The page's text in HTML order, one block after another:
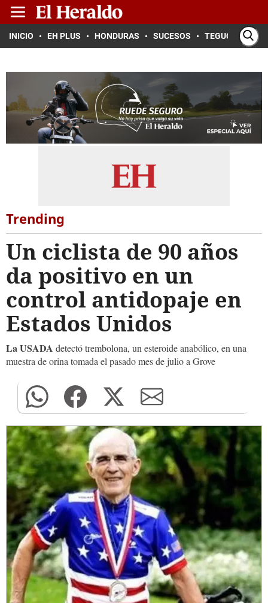
INICIO EH PLUS HONDURAS SUCESOS TEGUCIGALPA
Trending
Un ciclista de 90 años
da positivo en un
control antidopaje en
Estados Unidos
La USADA detectó trembolona, un esteroide anabólico, en una
muestra de orina tomada el pasado mes de julio a Grove